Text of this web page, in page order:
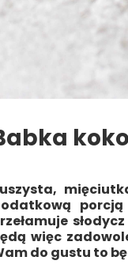
więc
do gustu to